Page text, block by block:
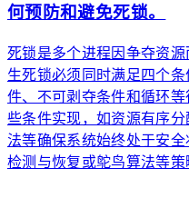
何预防和避免死锁。
死锁是多个进程因争夺资
生死锁必须同时满足四个
件、不可剥夺条件和循环
些条件实现，如资源有序
法等确保系统始终处于安
检测与恢复或鸵鸟算法等策